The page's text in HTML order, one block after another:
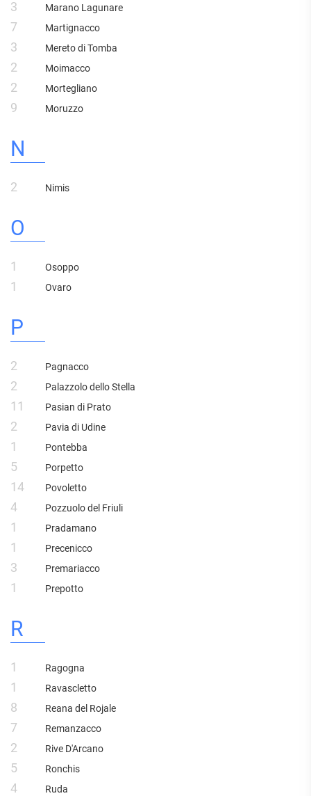
3 Marano Lagunare
7 Martignacco
3 Mereto di Tomba
2 Moimacco
2 Mortegliano
9 Moruzzo
N
2 Nimis
O
1 Osoppo
1 Ovaro
P
2 Pagnacco
2 Palazzolo dello Stella
11 Pasian di Prato
2 Pavia di Udine
1 Pontebba
5 Porpetto
14 Povoletto
4 Pozzuolo del Friuli
1 Pradamano
1 Precenicco
3 Premariacco
1 Prepotto
R
1 Ragogna
1 Ravascletto
8 Reana del Rojale
7 Remanzacco
2 Rive D'Arcano
5 Ronchis
4 Ruda